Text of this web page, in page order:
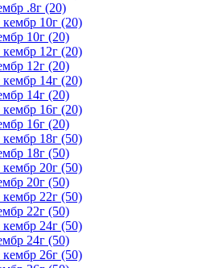
.8г (20)
10г (20)
12г (20)
14г (20)
16г (20)
18г (50)
20г (50)
22г (50)
24г (50)